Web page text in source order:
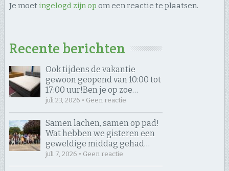
Je moet ingelogd zijn op om een reactie te plaatsen.
Recente berichten
Ook tijdens de vakantie
gewoon geopend van 10:00 tot
17:00 uur! ​Ben je op zoe…
juli 23, 2026 • Geen reactie
Samen lachen, samen op pad! ​
Wat hebben we gisteren een
geweldige middag gehad…
juli 7, 2026 • Geen reactie